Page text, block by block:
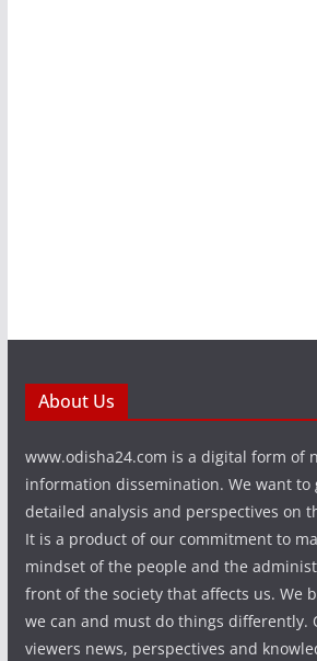
About Us
www.odisha24.com is a digital form of
information dissemination. We want to
detailed analysis and perspectives on
It is a product of our commitment to
mindset of the people and the
front of the society that affects us. We
we can and must do things differently.
viewers news, perspectives and